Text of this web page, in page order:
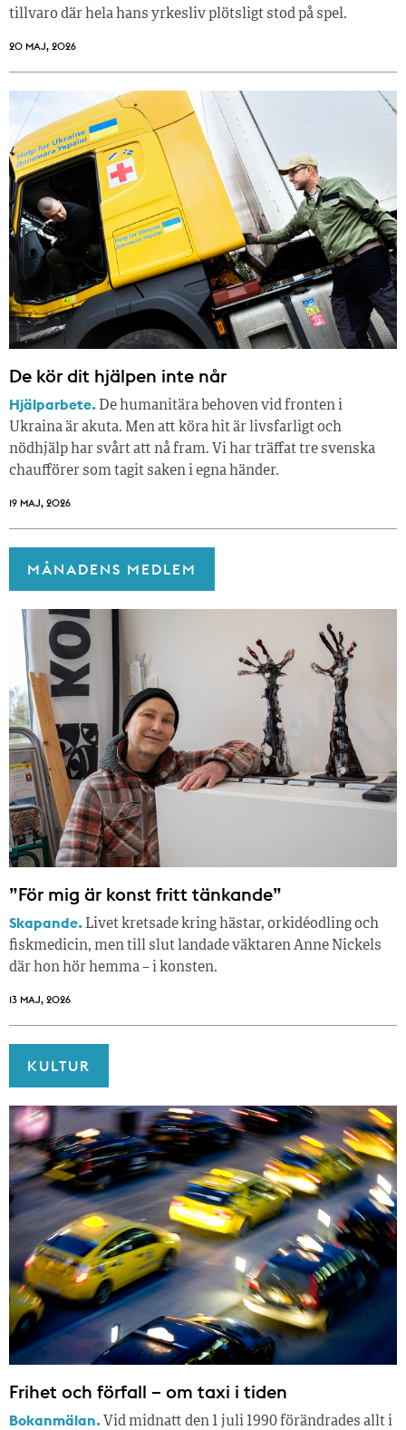
tillvaro där hela hans yrkesliv plötsligt stod på spel.
20 MAJ, 2026
De kör dit hjälpen inte når
Hjälparbete. De humanitära behoven vid fronten i
Ukraina är akuta. Men att köra hit är livsfarligt och
nödhjälp har svårt att nå fram. Vi har träffat tre svenska
chaufförer som tagit saken i egna händer.
19 MAJ, 2026
MÅNADENS MEDLEM
”För mig är konst fritt tänkande”
Skapande. Livet kretsade kring hästar, orkidéodling och
fiskmedicin, men till slut landade väktaren Anne Nickels
där hon hör hemma – i konsten.
13 MAJ, 2026
KULTUR
Frihet och förfall – om taxi i tiden
Bokanmälan. Vid midnatt den 1 juli 1990 förändrades allt i